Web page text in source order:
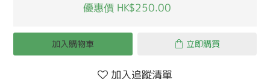
優惠價 HK$250.00
加入購物車 立即購買
加入追蹤清單